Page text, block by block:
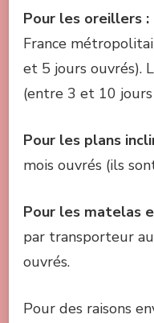
Pour les oreillers :
France
et 5 jours ouvrés).
(entre 3 et 10
Pour les plans
mois ouvrés (ils
Pour les matelas
par transporteur
ouvrés.
Pour des raisons